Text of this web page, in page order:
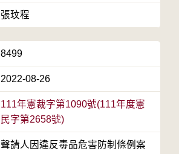
張玟程
8499
2022-08-26
111年憲裁字第1090號(111年度憲
民字第2658號)
聲請人因違反毒品危害防制條例案